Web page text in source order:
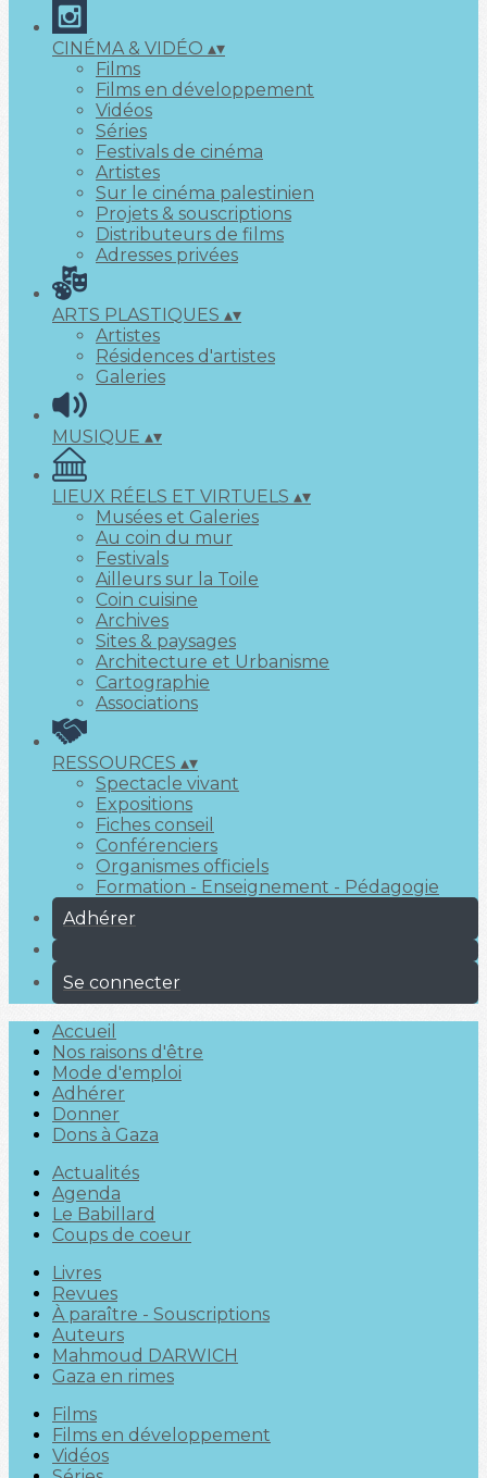
CINÉMA & VIDÉO ▴▾
Films
Films en développement
Vidéos
Séries
Festivals de cinéma
Artistes
Sur le cinéma palestinien
Projets & souscriptions
Distributeurs de films
Adresses privées
ARTS PLASTIQUES ▴▾
Artistes
Résidences d'artistes
Galeries
MUSIQUE ▴▾
LIEUX RÉELS ET VIRTUELS ▴▾
Musées et Galeries
Au coin du mur
Festivals
Ailleurs sur la Toile
Coin cuisine
Archives
Sites & paysages
Architecture et Urbanisme
Cartographie
Associations
RESSOURCES ▴▾
Spectacle vivant
Expositions
Fiches conseil
Conférenciers
Organismes officiels
Formation - Enseignement - Pédagogie
Adhérer
Se connecter
Accueil
Nos raisons d'être
Mode d'emploi
Adhérer
Donner
Dons à Gaza
Actualités
Agenda
Le Babillard
Coups de coeur
Livres
Revues
À paraître - Souscriptions
Auteurs
Mahmoud DARWICH
Gaza en rimes
Films
Films en développement
Vidéos